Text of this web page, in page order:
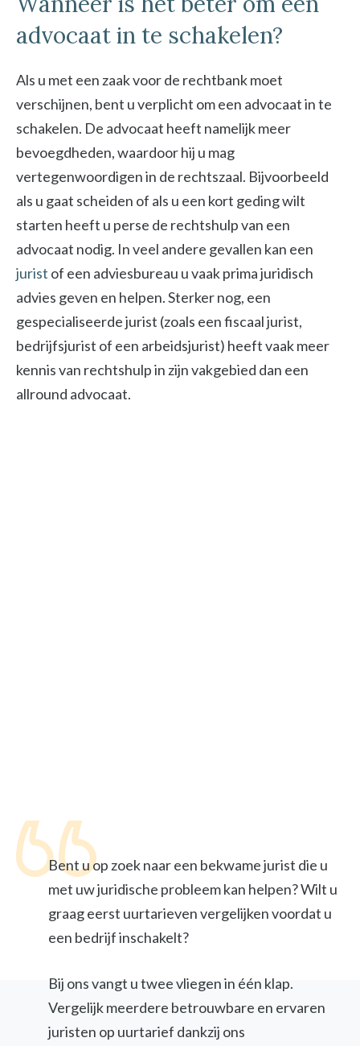
advocaat in te schakelen?
Als u met een zaak voor de rechtbank moet
verschijnen, bent u verplicht om een advocaat in te
schakelen. De advocaat heeft namelijk meer
bevoegdheden, waardoor hij u mag
vertegenwoordigen in de rechtszaal. Bijvoorbeeld
als u gaat scheiden of als u een kort geding wilt
starten heeft u perse de rechtshulp van een
advocaat nodig. In veel andere gevallen kan een
jurist of een adviesbureau u vaak prima juridisch
advies geven en helpen. Sterker nog, een
gespecialiseerde jurist (zoals een fiscaal jurist,
bedrijfsjurist of een arbeidsjurist) heeft vaak meer
kennis van rechtshulp in zijn vakgebied dan een
allround advocaat.
Bent u op zoek naar een bekwame jurist die u
met uw juridische probleem kan helpen? Wilt u
graag eerst uurtarieven vergelijken voordat u
een bedrijf inschakelt?
Bij ons vangt u twee vliegen in één klap.
Vergelijk meerdere betrouwbare en ervaren
juristen op uurtarief dankzij ons